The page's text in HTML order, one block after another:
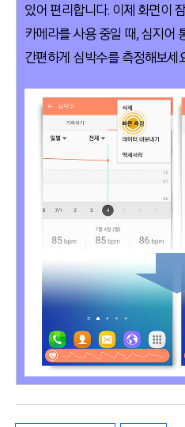
있어 편리합니다. 이제 화면이
카메라를 사용 중일 때, 심지어
간편하게 심박수를 측정해보세